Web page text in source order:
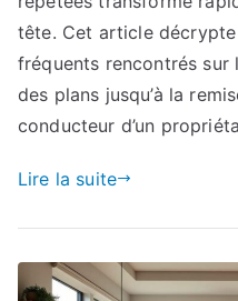
tête. Cet article
fréquents rencontrés sur
des plans jusqu’à la
conducteur d’un
Lire la suite